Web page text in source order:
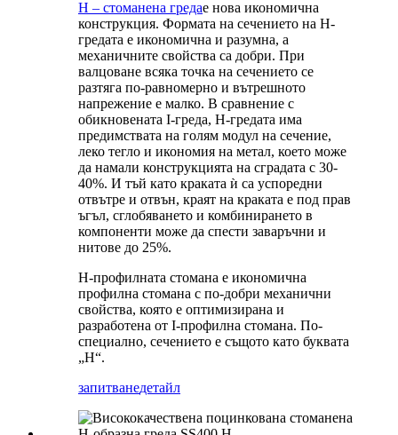
H – стоманена гредае нова икономична
конструкция. Формата на сечението на H-
гредата е икономична и разумна, а
механичните свойства са добри. При
валцоване всяка точка на сечението се
разтяга по-равномерно и вътрешното
напрежение е малко. В сравнение с
обикновената I-греда, H-гредата има
предимствата на голям модул на сечение,
леко тегло и икономия на метал, което може
да намали конструкцията на сградата с 30-
40%. И тъй като краката ѝ са успоредни
отвътре и отвън, краят на краката е под прав
ъгъл, сглобяването и комбинирането в
компоненти може да спести заваръчни и
нитове до 25%.
H-профилната стомана е икономична
профилна стомана с по-добри механични
свойства, която е оптимизирана и
разработена от I-профилна стомана. По-
специално, сечението е същото като буквата
„H“.
запитванедетайл